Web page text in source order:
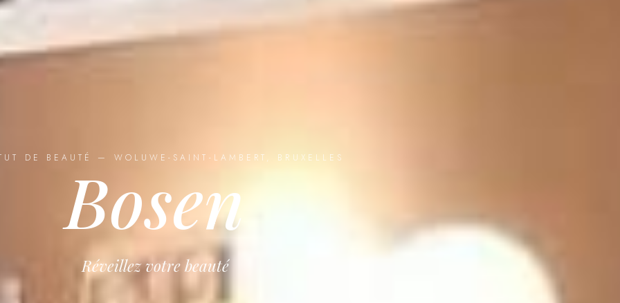
DE BEAUTÉ — WOLUWE-SAINT-LAMBERT, BRUXELLES
Bosen
Réveillez votre beauté